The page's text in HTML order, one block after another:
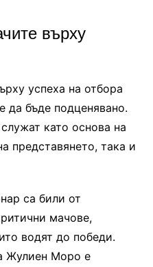
върху
успеха на отбора
да бъде подценявано.
като основа на
представянето, така и
са били от
мачове,
водят до победи.
Жулиен Моро е